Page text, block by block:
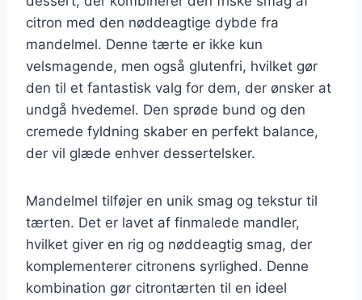
citron med den nøddeagtige dybde fra
mandelmel. Denne tærte er ikke kun
velsmagende, men også glutenfri, hvilket gør
den til et fantastisk valg for dem, der ønsker at
undgå hvedemel. Den sprøde bund og den
cremede fyldning skaber en perfekt balance,
der vil glæde enhver dessertelsker.
Mandelmel tilføjer en unik smag og tekstur til
tærten. Det er lavet af finmalede mandler,
hvilket giver en rig og nøddeagtig smag, der
komplementerer citronens syrlighed. Denne
kombination gør citrontærten til en ideel